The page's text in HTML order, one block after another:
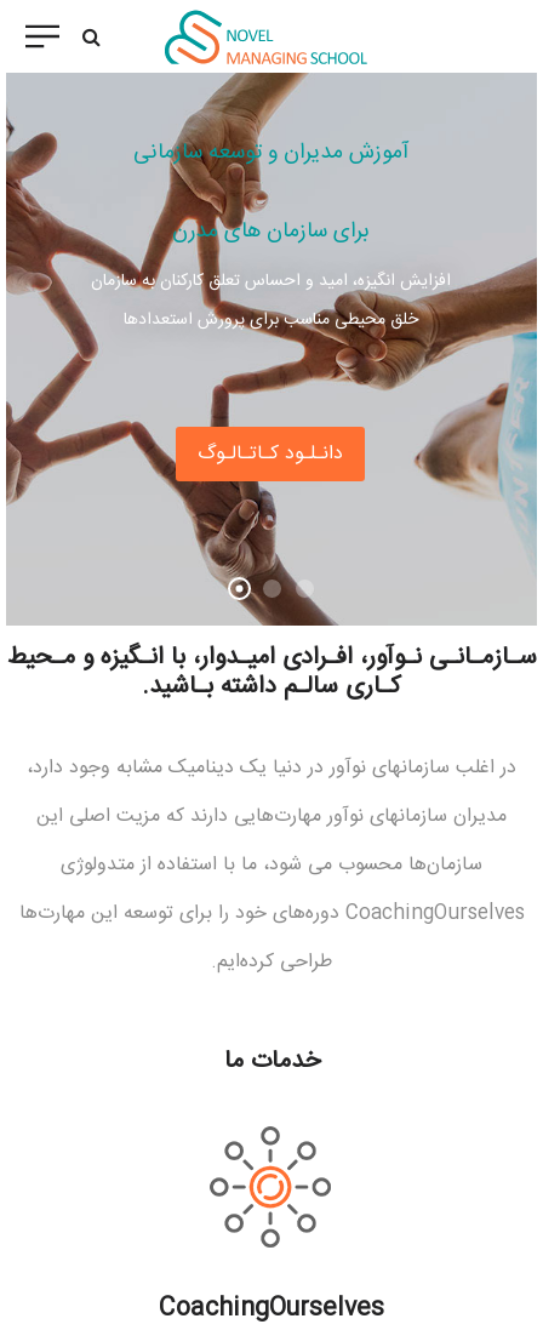
آموزش مدیران و توسعه سازمانی
دانـلـود کـاتـالـوگ
برای سازمان های مدرن
افزایش انگیزه، امید و احساس تعلق کارکنان به سازمان
خلق محیطی مناسب برای پرورش استعدادها
سـازمـانـی نـوآور، افـرادی امیـدوار، با انـگیزه و مـحیط
کـاری سالـم داشته بـاشید.
در اغلب سازمانهای نوآور در دنیا یک دینامیک مشابه وجود دارد،
مدیران سازمانهای نوآور مهارت‌هایی دارند که مزیت اصلی این
سازمان‌ها محسوب می شود، ما با استفاده از متدولوژی
CoachingOurselves دوره‌های خود را برای توسعه این مهارت‌ها
طراحی کرده‌ایم.
خدمات ما
CoachingOurselves